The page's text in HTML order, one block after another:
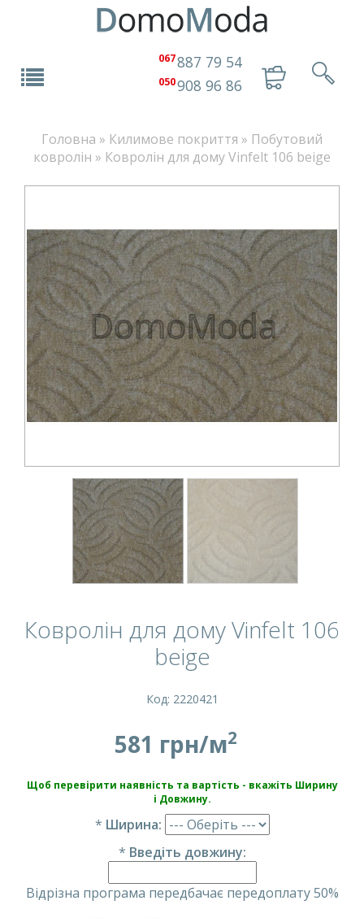
067887 79 54
050908 96 86
Головна » Килимове покриття » Побутовий
ковролін » Ковролін для дому Vinfelt 106 beige
Ковролін для дому Vinfelt 106
beige
Код: 2220421
581 грн/м2
Щоб перевірити наявність та вартість - вкажіть Ширину
і Довжину.
* Ширина:
* Введіть довжину:
Відрізна програма передбачає передоплату 50%